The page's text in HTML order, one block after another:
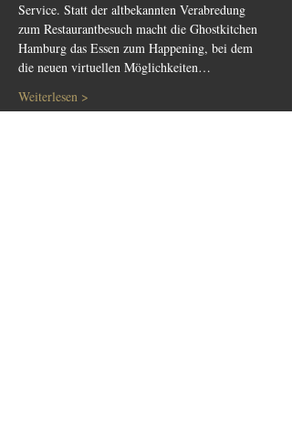
Service. Statt der altbekannten Verabredung
zum Restaurantbesuch macht die Ghostkitchen
Hamburg das Essen zum Happening, bei dem
die neuen virtuellen Möglichkeiten…
Weiterlesen >